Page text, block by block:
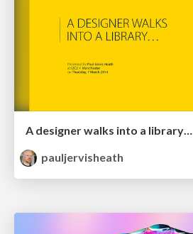
A designer walks into a library…
pauljervisheath